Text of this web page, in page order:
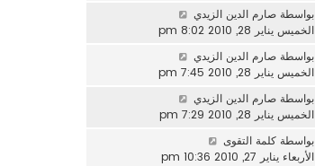
بواسطة صارم الدين الزيدي
الخميس يناير 28, 2010 8:02 pm
بواسطة صارم الدين الزيدي
الخميس يناير 28, 2010 7:45 pm
بواسطة صارم الدين الزيدي
الخميس يناير 28, 2010 7:29 pm
بواسطة كلمة التقوى
الأربعاء يناير 27, 2010 10:36 pm